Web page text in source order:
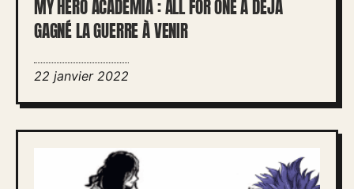
MY HERO ACADEMIA : ALL FOR ONE A DÉJÀ
GAGNÉ LA GUERRE À VENIR
22 janvier 2022